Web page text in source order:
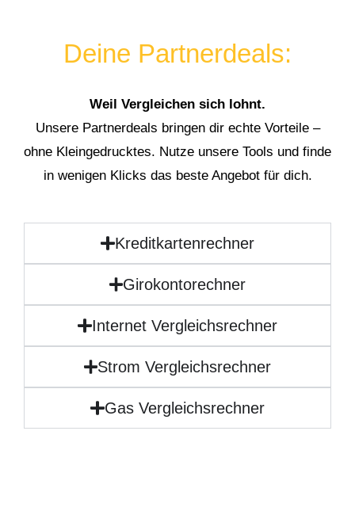
Deine Partnerdeals:
Weil Vergleichen sich lohnt.
Unsere Partnerdeals bringen dir echte Vorteile –
ohne Kleingedrucktes. Nutze unsere Tools und finde
in wenigen Klicks das beste Angebot für dich.
Kreditkartenrechner
Girokontorechner
Internet Vergleichsrechner
Strom Vergleichsrechner
Gas Vergleichsrechner